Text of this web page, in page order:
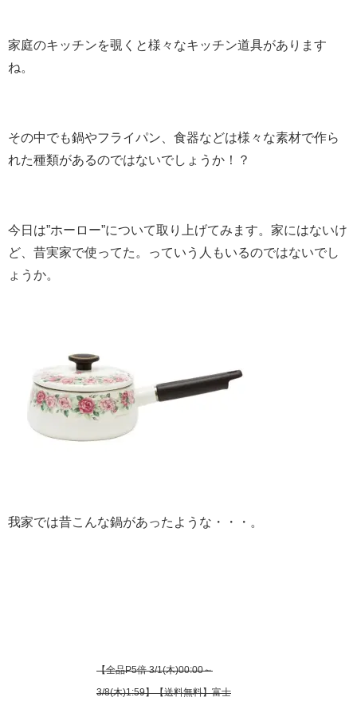
家庭のキッチンを覗くと様々なキッチン道具があります
ね。
その中でも鍋やフライパン、食器などは様々な素材で作ら
れた種類があるのではないでしょうか！？
今日は”ホーロー”について取り上げてみます。家にはないけ
ど、昔実家で使ってた。っていう人もいるのではないでし
ょうか。
我家では昔こんな鍋があったような・・・。
【全品P5倍 3/1(木)00:00～
3/8(木)1:59】【送料無料】富士